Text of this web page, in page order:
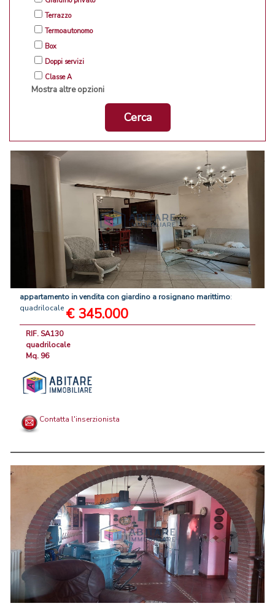
Terrazzo
Termoautonomo
Box
Doppi servizi
Classe A
Mostra altre opzioni
Cerca
appartamento invendita con giardino a rosignano marittimo:
quadrilocale € 345.000
RIF. SA130
quadrilocale
Mq. 96
Contatta l'inserzionista